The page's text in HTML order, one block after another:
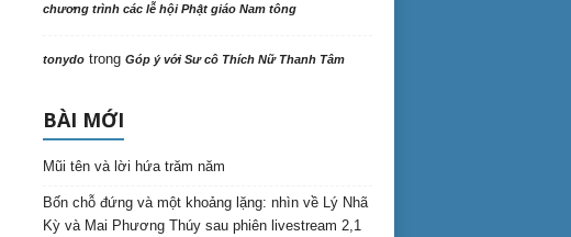
chương trình các lễ hội Phật giáo Nam tông
tonydotrong Góp ý với Sư cô Thích Nữ Thanh Tâm
BÀI MỚI
Mũi tên và lời hứa trăm năm
Bốn chỗ đứng và một khoảng lặng: nhìn về Lý Nhã
Kỳ và Mai Phương Thúy sau phiên livestream 2,1